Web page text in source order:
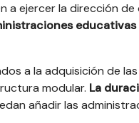
a ejercer la dirección
a la adquisición de
modular. La
añadir las